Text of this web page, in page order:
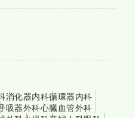
消化器内科循環器内科
吸器外科心臓血管外科